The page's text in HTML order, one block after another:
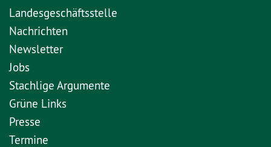
Landesgeschäftsstelle
Nachrichten
Newsletter
Jobs
Stachlige Argumente
Grüne Links
Presse
Termine